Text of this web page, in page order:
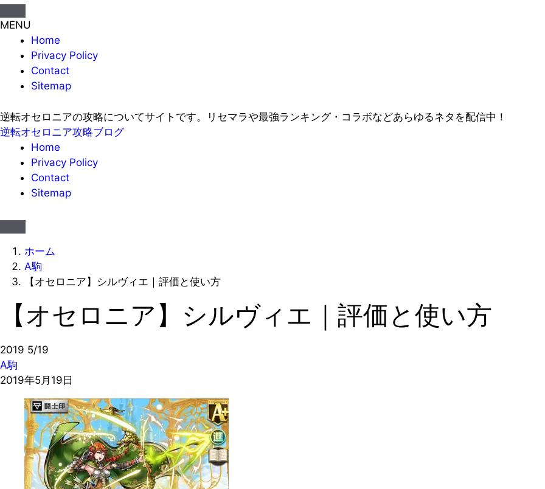
MENU
Home
Privacy Policy
Contact
Sitemap
逆転オセロニアの攻略についてサイトです。リセマラや最強ランキング・コラボなどあらゆるネタを配信中！
逆転オセロニア攻略ブログ
Home
Privacy Policy
Contact
Sitemap
ホーム
A駒
【オセロニア】シルヴィエ｜評価と使い方
【オセロニア】シルヴィエ｜評価と使い方
2019 5/19
A駒
2019年5月19日